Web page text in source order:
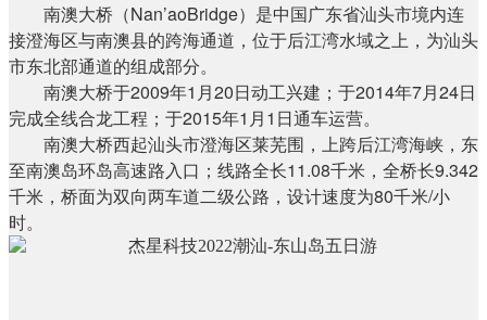
南澳大桥（Nan’aoBridge）是中国广东省汕头市境内连
接澄海区与南澳县的跨海通道，位于后江湾水域之上，为汕头
市东北部通道的组成部分。
南澳大桥于2009年1月20日动工兴建；于2014年7月24日
完成全线合龙工程；于2015年1月1日通车运营。
南澳大桥西起汕头市澄海区莱芜围，上跨后江湾海峡，东
至南澳岛环岛高速路入口；线路全长11.08千米，全桥长9.342
千米，桥面为双向两车道二级公路，设计速度为80千米/小
时。